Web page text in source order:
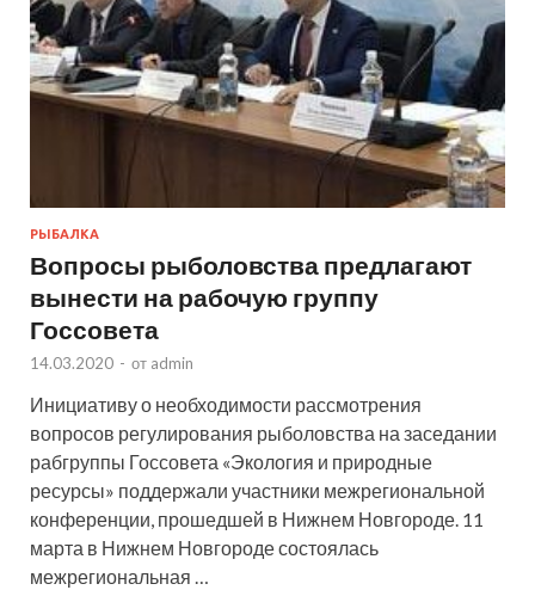
РЫБАЛКА
Вопросы рыболовства предлагают
вынести на рабочую группу
Госсовета
14.03.2020 - от admin
Инициативу о необходимости рассмотрения
вопросов регулирования рыболовства на заседании
рабгруппы Госсовета «Экология и природные
ресурсы» поддержали участники межрегиональной
конференции, прошедшей в Нижнем Новгороде. 11
марта в Нижнем Новгороде состоялась
межрегиональная …